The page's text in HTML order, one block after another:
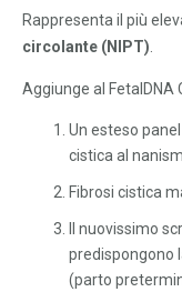
Rappresenta il più
circolante (NIPT)
Aggiunge al FetalDNA
Un esteso
cistica al
Fibrosi cistica
Il nuovissimo
predispongono
(parto